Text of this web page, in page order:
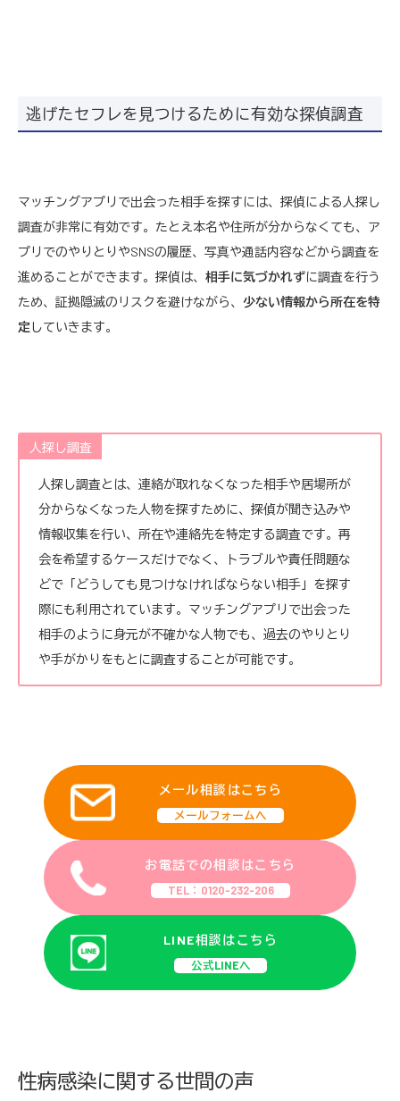
逃げたセフレを見つけるために有効な探偵調査
マッチングアプリで出会った相手を探すには、探偵による人探し
調査が非常に有効です。たとえ本名や住所が分からなくても、ア
プリでのやりとりやSNSの履歴、写真や通話内容などから調査を
進めることができます。探偵は、 相手に気づかれずに調査を行う
ため、証拠隠滅のリスクを避けながら、 少ない情報から所在を特
定していきます。
人探し調査
人探し調査とは、連絡が取れなくなった相手や居場所が
分からなくなった人物を探すために、探偵が聞き込みや
情報収集を行い、所在や連絡先を特定する調査です。再
会を希望するケースだけでなく、トラブルや責任問題な
どで「どうしても見つけなければならない相手」を探す
際にも利用されています。マッチングアプリで出会った
相手のように身元が不確かな人物でも、過去のやりとり
や手がかりをもとに調査することが可能です。
メール相談はこちら
メールフォームへ
お電話での相談はこちら
TEL：0120-232-206
LINE相談はこちら
公式LINEへ
性病感染に関する世間の声